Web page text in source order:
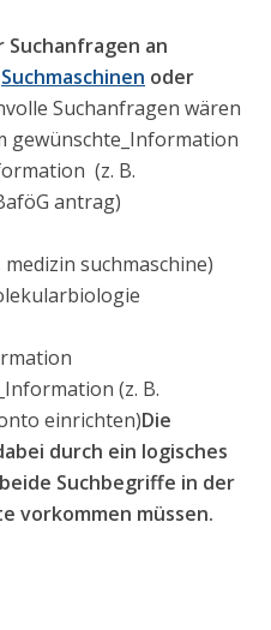
an
Suchmaschinen oder
Suchanfragen wären
gewünschte_Information
(z. B.
antrag)
suchmaschine)
(z. B.
einrichten)Die
durch ein logisches
Suchbegriffe in der
vorkommen müssen.